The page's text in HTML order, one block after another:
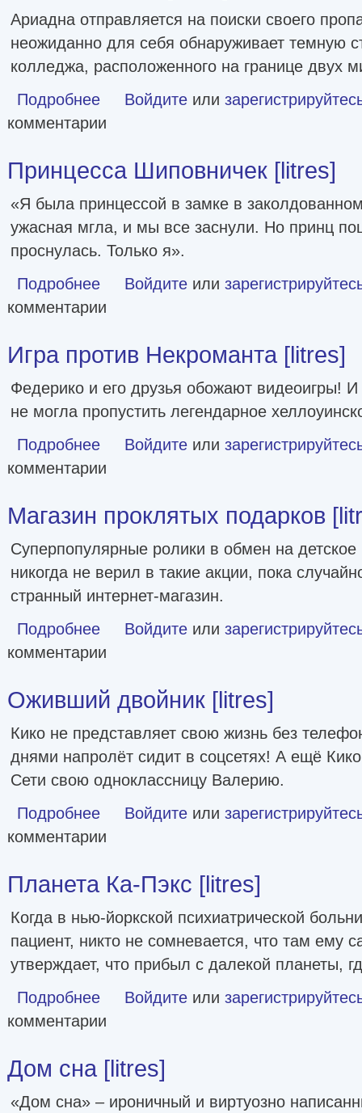
Ариадна отправляется на поиски своего
неожиданно для себя обнаруживает темную
колледжа, расположенного на границе двух
Подробнее о Иллюзия бога [litres]
Войдите или
комментарии
Принцесса Шиповничек [litres]
«Я была принцессой в замке в
ужасная мгла, и мы все заснули. Но принц
проснулась. Только я».
Подробнее о Принцесса Шиповничек [litres]
Войдите или
комментарии
Игра против Некроманта [litres]
Федерико и его друзья обожают видеоигры!
не могла пропустить легендарное
Подробнее о Игра против Некроманта [litres]
Войдите или
комментарии
Магазин проклятых подарков
Суперпопулярные ролики в обмен на
никогда не верил в такие акции, пока
странный интернет-магазин.
Подробнее о Магазин проклятых подарков [litres]
Войдите или
комментарии
Оживший двойник [litres]
Кико не представляет свою жизнь без
днями напролёт сидит в соцсетях! А ещё
Сети свою одноклассницу Валерию.
Подробнее о Оживший двойник [litres]
Войдите или
комментарии
Планета Ка-Пэкс [litres]
Когда в нью-йоркской психиатрической
пациент, никто не сомневается, что там ему
утверждает, что прибыл с далекой планеты,
Подробнее о Планета Ка-Пэкс [litres]
Войдите или
комментарии
Дом сна [litres]
«Дом сна» – ироничный и виртуозно